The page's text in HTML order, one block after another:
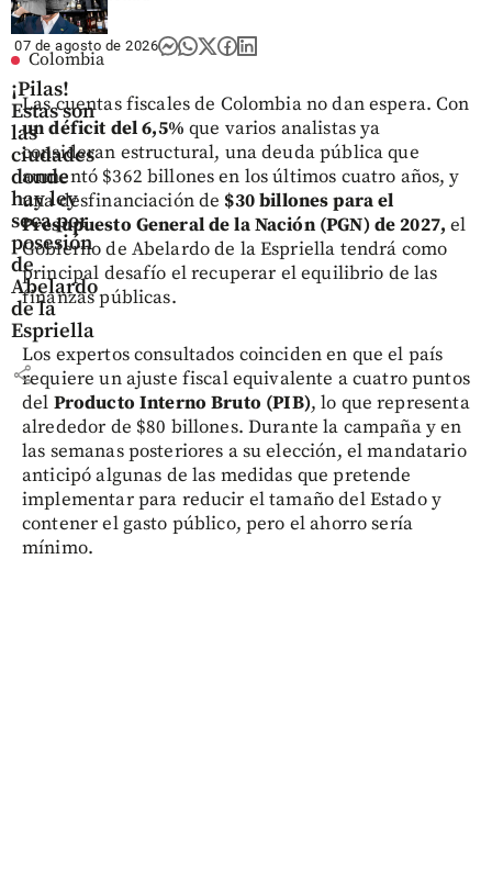
Colombia
¡Pilas!
Estas son
las
ciudades
donde
hay ley
seca por
posesión
de
Abelardo
de la
Espriella
share
07 de agosto de 2026
Las cuentas fiscales de Colombia no dan espera. Con
un déficit del 6,5% que varios analistas ya
consideran estructural, una deuda pública que
aumentó $362 billones en los últimos cuatro años, y
una desfinanciación de $30 billones para el
Presupuesto General de la Nación (PGN) de 2027, el
Gobierno de Abelardo de la Espriella tendrá como
principal desafío el recuperar el equilibrio de las
finanzas públicas.
Los expertos consultados coinciden en que el país
requiere un ajuste fiscal equivalente a cuatro puntos
del Producto Interno Bruto (PIB), lo que representa
alrededor de $80 billones. Durante la campaña y en
las semanas posteriores a su elección, el mandatario
anticipó algunas de las medidas que pretende
implementar para reducir el tamaño del Estado y
contener el gasto público, pero el ahorro sería
mínimo.